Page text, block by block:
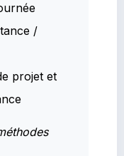
/
projet et